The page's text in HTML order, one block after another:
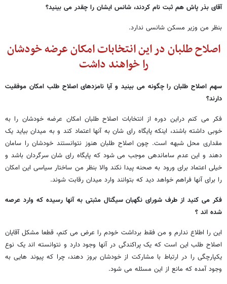
آقای بذر پاش هم ثبت نام کردند، شانس ایشان را چقدر می بینید؟
بنظر من وزیر مسکن شانسی ندارد.
اصلاح طلبان در این انتخابات امکان عرضه خودشان
را خواهند داشت
سهم اصلاح طلبان را چگونه می بینید و آیا نامزدهای اصلاح طلب امکان موفقیت
دارند؟
فکر می کنم دراین دوره از انتخابات اصلاح طلبان امکان عرضه خودشان را به
خوبی داشته باشند، اینکه پایگاه رای شان به آنها اعتماد کند و به میدان بیاید یک
مقداری محل شبهه است. چون اصلاح طلبان هنوز نتوانستند خودشان را سامان
دهند و این عدم ساماندهی موجب می شود که پایگاه رای شان سرگردان باشد و
خیلی اعتماد برای ورود به صحنه پیدا نکند والا بنظر من ساختار سیاسی این امکان
را برای آنها فراهم خواهد دید که بتوانند وارد میدان رقابت شوند.
فکر می کنید از طرف شورای نگهبان سیگنال مثبتی به آنها رسیده که وارد عرصه
شده اند ؟
این را اطلاع ندارم و من فقط برداشت خودم را عرض می کنم، قطعا مشکل آقایان
اصلاح طلب این است که یک پراکندگی در آنها وجود دارد و نتوانسته اند یک نوع
یکپارچگی را در ارتباط با مشارکت از خودشان بروز دهند، چرا که پیوند هایی به
وجود آمده که مانع از این مسئله می شود.